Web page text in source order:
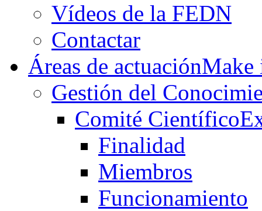
Vídeos de la FEDN
Contactar
Áreas de actuación
Gestión del
Comité Científico
Finalidad
Miembros
Funcionamiento